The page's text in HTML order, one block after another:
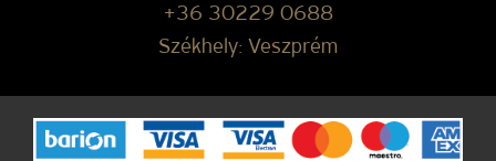
+36 30229 0688
Székhely: Veszprém